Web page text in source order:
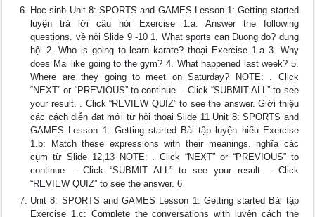
Học sinh Unit 8: SPORTS and GAMES Lesson 1: Getting started
luyện trả lời câu hỏi Exercise 1.a: Answer the following
questions. về nội Slide 9 -10 1. What sports can Duong do? dung
hội 2. Who is going to learn karate? thoại Exercise 1.a 3. Why
does Mai like going to the gym? 4. What happened last week? 5.
Where are they going to meet on Saturday? NOTE: . Click
“NEXT” or “PREVIOUS” to continue. . Click “SUBMIT ALL” to see
your result. . Click “REVIEW QUIZ” to see the answer. Giới thiệu
các cách diễn đạt mới từ hội thoại Slide 11 Unit 8: SPORTS and
GAMES Lesson 1: Getting started Bài tập luyện hiểu Exercise
1.b: Match these expressions with their meanings. nghĩa các
cụm từ Slide 12,13 NOTE: . Click “NEXT” or “PREVIOUS” to
continue. . Click “SUBMIT ALL” to see your result. . Click
“REVIEW QUIZ” to see the answer. 6
Unit 8: SPORTS and GAMES Lesson 1: Getting started Bài tập
Exercise 1.c: Complete the conversations with luyện cách the